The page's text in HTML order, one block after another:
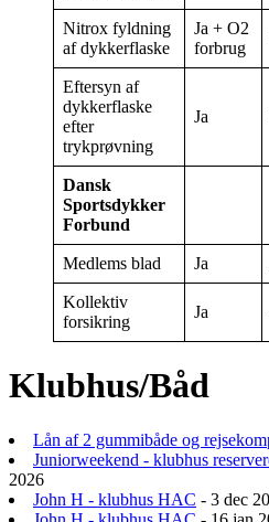
Nitrox fyldning
af dykkerflaske
Ja + O2
forbrug
Eftersyn af
dykkerflaske
efter
trykprøvning
Ja
Dansk
Sportsdykker
Forbund
Medlems blad Ja
Kollektiv
forsikring
Ja
Klubhus/Båd
Lån af 2 gummibåde og
Juniorweekend - klubhus
2026
John H - klubhus HAC - 3 dec